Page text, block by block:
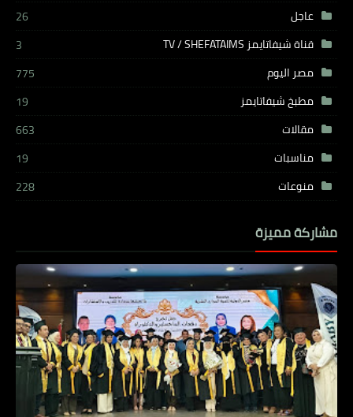
عاجل
26
قناة شيفاتايمز TV / SHEFATAIMS
3
مصر اليوم
775
مطبخ شيفاتايمز
19
مقالات
663
مناسبات
19
منوعات
228
مشاركة مميزة